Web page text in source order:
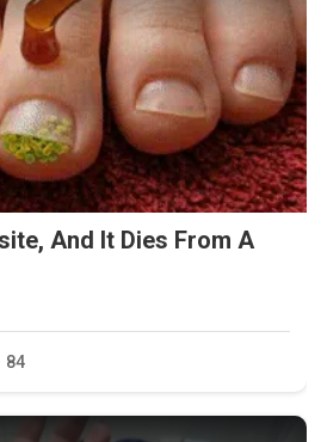
And It Dies From A
84